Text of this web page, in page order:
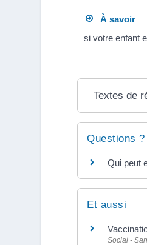
À savoir
si votre enfant
Textes de
Questions
Qui peut
Et aussi
Social -